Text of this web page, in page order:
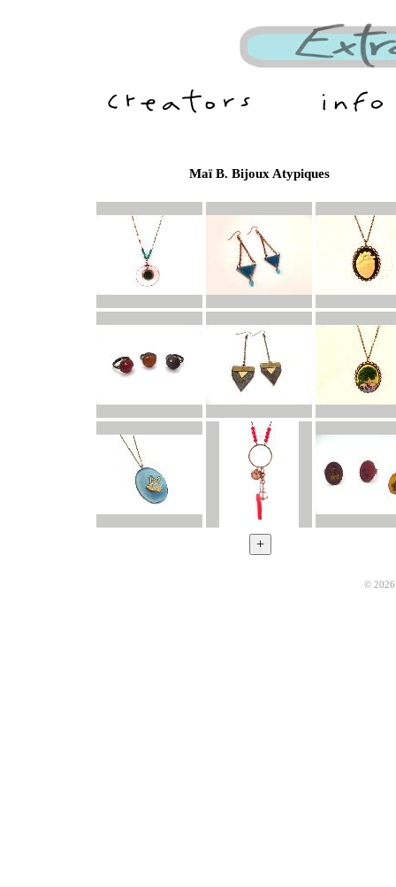
Maï B. Bijoux Atypiques
©